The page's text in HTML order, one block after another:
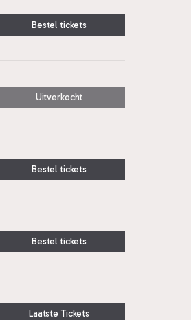
Bestel tickets
Uitverkocht
Bestel tickets
Bestel tickets
Laatste Tickets